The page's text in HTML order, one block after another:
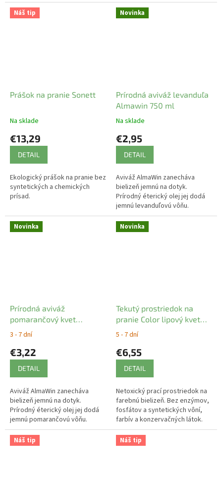
pokožku.
Náš tip
Prášok na pranie Sonett
Na sklade
€13,29
DETAIL
Ekologický prášok na pranie bez
syntetických a chemických
prísad.
Novinka
Prírodná aviváž levanduľa
Almawin 750 ml
Na sklade
€2,95
DETAIL
Aviváž AlmaWin zanecháva
bielizeň jemnú na dotyk.
Prírodný éterický olej jej dodá
jemnú levanduľovú vôňu.
Novinka
Prírodná aviváž
pomarančový kvet
Almawin 750 ml
3 - 7 dní
€3,22
DETAIL
Aviváž AlmaWin zanecháva
bielizeň jemnú na dotyk.
Prírodný éterický olej jej dodá
jemnú pomarančovú vôňu.
Novinka
Tekutý prostriedok na
pranie Color lipový kvet
Almawin 1,5 l
5 - 7 dní
€6,55
DETAIL
Netoxický prací prostriedok na
farebnú bielizeň. Bez enzýmov,
fosfátov a syntetických vôní,
farbív a konzervačných látok.
Náš tip Náš tip